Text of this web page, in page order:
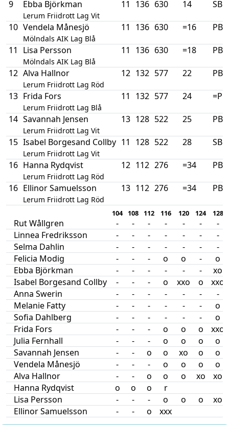
9 Ebba Björkman
Lerum Friidrott Lag Vit
11 136 630 14 SB
10 Vendela Månesjö
Mölndals AIK Lag Blå
11 136 630 =16 PB
11 Lisa Persson
Mölndals AIK Lag Blå
11 136 630 =18 PB
12 Alva Hallnor
Lerum Friidrott Lag Röd
12 132 577 22 PB
13 Frida Fors
Lerum Friidrott Lag Blå
11 132 577 24 =PB
14 Savannah Jensen
Lerum Friidrott Lag Vit
13 128 522 25 PB
15 Isabel Borgesand Collby
Lerum Friidrott Lag Vit
11 128 522 28 SB
16 Hanna Rydqvist
Lerum Friidrott Lag Röd
12 112 276 =34 PB
16 Ellinor Samuelsson
Lerum Friidrott Lag Röd
13 112 276 =34 PB
104 108 112 116 120 124 128
Rut Wållgren - - - - - -
-
Linnea Fredriksson
- - - - - -
-
Selma Dahlin
- - - - - -
-
Felicia Modig
- - - o o -
o
Ebba Björkman
- - - - - -
xo
Isabel Borgesand Collby
- - - o xxo o
xxo
Anna Swerin
- - - - - -
-
Melanie Fatty
- - - - - -
o
Sofia Dahlberg
- - - - - -
o
Frida Fors
- - - o o o
xxo
Julia Fernhall
- - - o o o
o
Savannah Jensen
- - o o xo o
o
Vendela Månesjö
- - - o o o
o
Alva Hallnor
- - o o o xo
xo
Hanna Rydqvist
o o o
r
Lisa Persson
- - - o o o
xo
Ellinor Samuelsson
- - o xxx